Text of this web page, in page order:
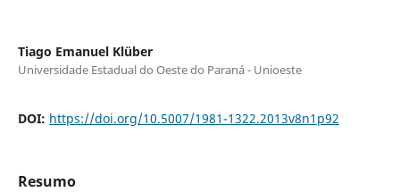
Tiago Emanuel Klüber
Universidade Estadual do Oeste do Paraná - Unioeste
DOI: https://doi.org/10.5007/1981-1322.2013v8n1p92
Resumo